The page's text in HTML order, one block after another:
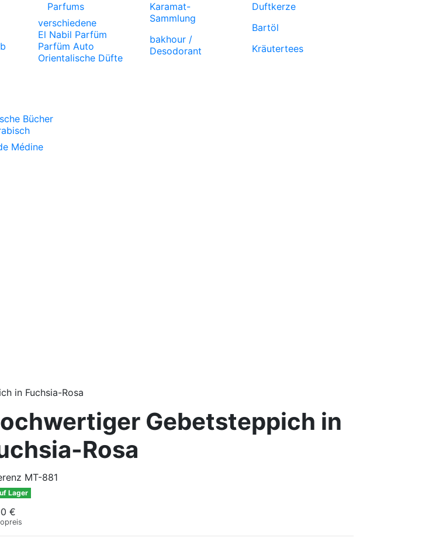
Parfums
verschiedene
El Nabil Parfüm
Parfüm Auto
Orientalische Düfte
Karamat-
Sammlung
bakhour /
Desodorant
Duftkerze
Bartöl
Kräutertees
Bücher
Médine
in Fuchsia-Rosa
Gebetsteppich in
Rosa
MT-881
Lager
€